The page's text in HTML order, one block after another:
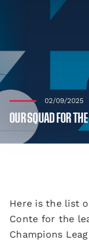
02/09/2025
OUR SQUAD FOR
Here is the list
Conte for the
Champions